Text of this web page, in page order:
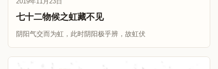
七十二物候之虹藏不见
阴阳气交而为虹，此时阴阳极乎辨，故虹伏